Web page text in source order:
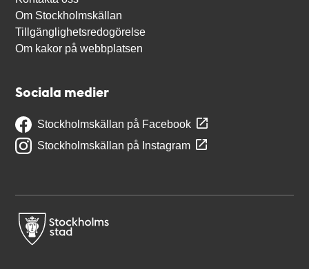
Om Stockholmskällan
Tillgänglighetsredogörelse
Om kakor på webbplatsen
Sociala medier
Stockholmskällan på Facebook
Stockholmskällan på Instagram